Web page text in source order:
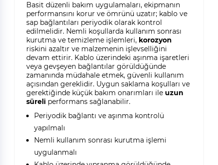
Basit düzenli bakım uygulamaları, ekipmanın
performansını korur ve ömrünü uzatır; kablo ve
sap bağlantıları periyodik olarak kontrol
edilmelidir. Nemli koşullarda kullanım sonrası
kurutma ve temizleme işlemleri, korozyon
riskini azaltır ve malzemenin işlevselliğini
devam ettirir. Kablo üzerindeki aşınma işaretleri
veya gevşeyen bağlantılar görüldüğünde
zamanında müdahale etmek, güvenli kullanım
açısından gereklidir. Uygun saklama koşulları ve
gerektiğinde küçük bakım onarımları ile uzun
süreliperformans sağlanabilir.
Periyodik bağlantı ve aşınma kontrolü
yapılmalı
Nemli kullanım sonrası kurutma işlemi
uygulanmalı